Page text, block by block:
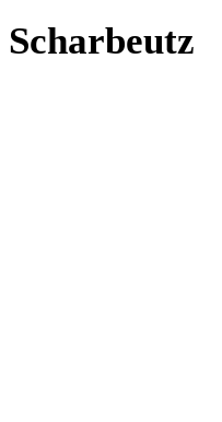
Scharbeutz